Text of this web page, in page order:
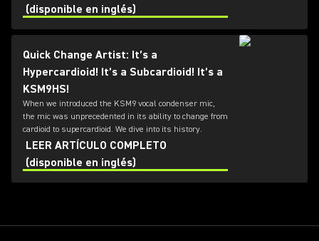
(disponible en inglés)
Quick Change Artist: It’s a
Hypercardioid! It’s a Subcardioid! It’s a
KSM9HS!
When we introduced the KSM9 vocal condenser mic,
the mic was unprecedented in its ability to change from
cardioid to supercardioid. We dive into its history.
LEER ARTÍCULO COMPLETO
(disponible en inglés)